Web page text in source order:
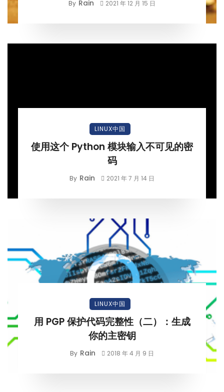
By Rain 2021 年 12 月 15 日
LINUX中国
使用这个 Python 模块输入不可见的密
码
By Rain 2021 年 7 月 14 日
LINUX中国
用 PGP 保护代码完整性（二）：生成
你的主密钥
By Rain 2018 年 4 月 9 日